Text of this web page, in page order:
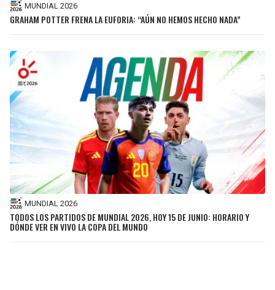
MUNDIAL 2026
GRAHAM POTTER FRENA LA EUFORIA: “AÚN NO HEMOS HECHO NADA”
MUNDIAL 2026
TODOS LOS PARTIDOS DE MUNDIAL 2026, HOY 15 DE JUNIO: HORARIO Y
DÓNDE VER EN VIVO LA COPA DEL MUNDO